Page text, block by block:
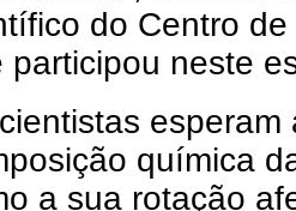
do Centro
participou neste
química
a sua rotação